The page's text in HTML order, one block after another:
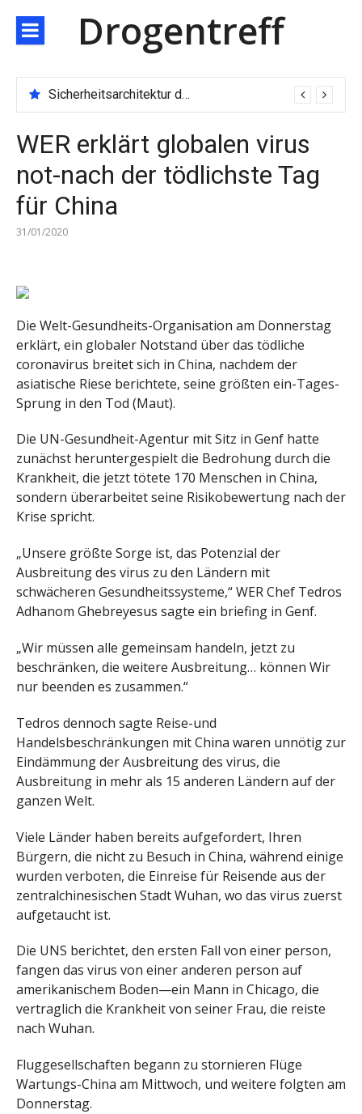
zum
Inhalt
Drogentreff
Sicherheitsarchitektur der nächsten Generation: JARXE kombiniert Multi-Wallet und MPC als Schutzschild für digitales Vertrauen
WER erklärt globalen virus
not-nach der tödlichste Tag
für China
31/01/2020
Die Welt-Gesundheits-Organisation am Donnerstag
erklärt, ein globaler Notstand über das tödliche
coronavirus breitet sich in China, nachdem der
asiatische Riese berichtete, seine größten ein-Tages-
Sprung in den Tod (Maut).
Die UN-Gesundheit-Agentur mit Sitz in Genf hatte
zunächst heruntergespielt die Bedrohung durch die
Krankheit, die jetzt tötete 170 Menschen in China,
sondern überarbeitet seine Risikobewertung nach der
Krise spricht.
„Unsere größte Sorge ist, das Potenzial der
Ausbreitung des virus zu den Ländern mit
schwächeren Gesundheitssysteme,“ WER Chef Tedros
Adhanom Ghebreyesus sagte ein briefing in Genf.
„Wir müssen alle gemeinsam handeln, jetzt zu
beschränken, die weitere Ausbreitung… können Wir
nur beenden es zusammen.“
Tedros dennoch sagte Reise-und
Handelsbeschränkungen mit China waren unnötig zur
Eindämmung der Ausbreitung des virus, die
Ausbreitung in mehr als 15 anderen Ländern auf der
ganzen Welt.
Viele Länder haben bereits aufgefordert, Ihren
Bürgern, die nicht zu Besuch in China, während einige
wurden verboten, die Einreise für Reisende aus der
zentralchinesischen Stadt Wuhan, wo das virus zuerst
aufgetaucht ist.
Die UNS berichtet, den ersten Fall von einer person,
fangen das virus von einer anderen person auf
amerikanischem Boden—ein Mann in Chicago, die
vertraglich die Krankheit von seiner Frau, die reiste
nach Wuhan.
Fluggesellschaften begann zu stornieren Flüge
Wartungs-China am Mittwoch, und weitere folgten am
Donnerstag.